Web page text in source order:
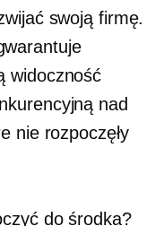
swoją firmę.
widoczność
nad
nie rozpoczęły
do środka?